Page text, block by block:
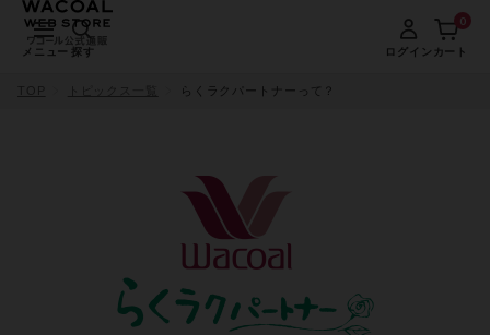
メニュー 探す ログイン カート
0
らくラクパートナーって？